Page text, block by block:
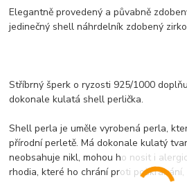
Elegantně provedený a půvabně
jedinečný shell náhrdelník zdobený
Stříbrný šperk o ryzosti 925/1000
dokonale kulatá shell perlička.
Shell perla je uměle vyrobená perla,
přírodní perletě. Má dokonale kulatý
neobsahuje nikl, mohou ho nosit i
rhodia, které ho chrání proti